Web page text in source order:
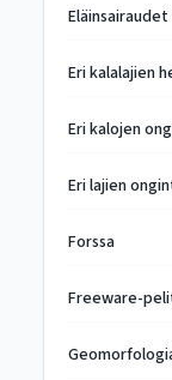
Eläinsairaudet
Eri kalalajien
Eri kalojen
Eri lajien
Forssa
Freeware-